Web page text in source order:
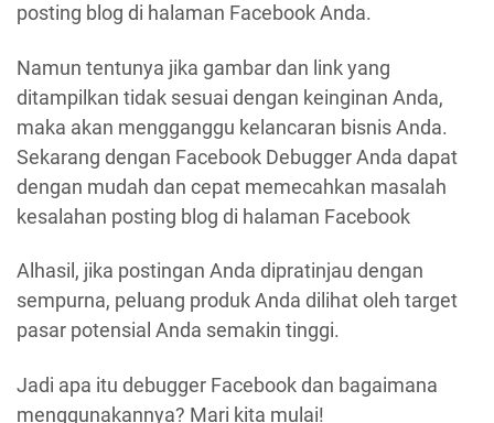
posting blog di halaman Facebook Anda.
Namun tentunya jika gambar dan link yang
ditampilkan tidak sesuai dengan keinginan Anda,
maka akan mengganggu kelancaran bisnis Anda.
Sekarang dengan Facebook Debugger Anda dapat
dengan mudah dan cepat memecahkan masalah
kesalahan posting blog di halaman Facebook
Alhasil, jika postingan Anda dipratinjau dengan
sempurna, peluang produk Anda dilihat oleh target
pasar potensial Anda semakin tinggi.
Jadi apa itu debugger Facebook dan bagaimana
menggunakannya? Mari kita mulai!